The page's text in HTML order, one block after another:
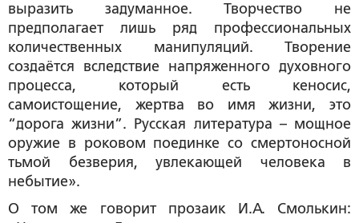
выразить задуманное. Творчество не
предполагает лишь ряд профессиональных
количественных манипуляций. Творение
создаётся вследствие напряженного духовного
процесса, который есть кеносис,
самоистощение, жертва во имя жизни, это
“дорога жизни”. Русская литература – мощное
оружие в роковом поединке со смертоносной
тьмой безверия, увлекающей человека в
небытие».
О том же говорит прозаик И.А. Смолькин: